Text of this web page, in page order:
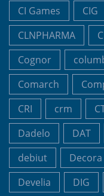
CI Games
CIG
CLNPHARMA
Cognor
Comarch
CRI
crm
Dadelo
DAT
debiut
Decora
Develia
DIG